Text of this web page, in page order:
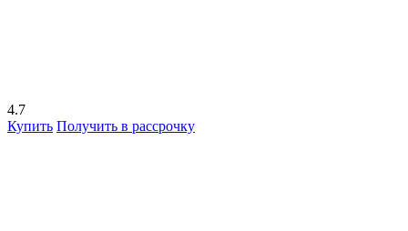
4.7
Купить Получить в рассрочку